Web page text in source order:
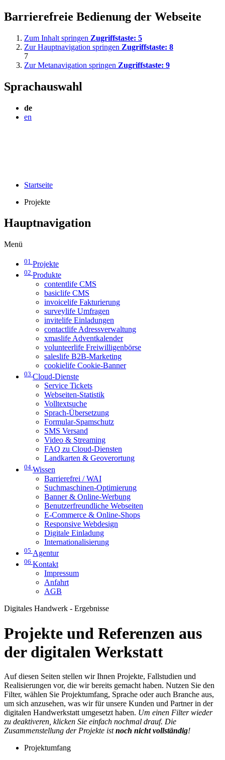
Barrierefreie Bedienung der Webseite
Zum Inhalt springen Zugriffstaste: 5
Zur Hauptnavigation springen Zugriffstaste: 8
7
Zur Metanavigation springen Zugriffstaste: 9
Sprachauswahl
de
en
Startseite
Projekte
Hauptnavigation
Menü
01 Projekte
02 Produkte
contentlife CMS
basiclife CMS
invoicelife Fakturierung
surveylife Umfragen
invitelife Einladungen
contactlife Adressverwaltung
xmaslife Adventkalender
volunteerlife Freiwilligenbörse
saleslife B2B-Marketing
cookielife Cookie-Banner
03 Cloud-Dienste
Service Tickets
Webseiten-Statistik
Volltextsuche
Sprach-Übersetzung
Formular-Spamschutz
SMS Versand
Video & Streaming
FAQ zu Cloud-Diensten
Landkarten & Geoverortung
04 Wissen
Barrierefrei / WAI
Suchmaschinen-Optimierung
Banner & Online-Werbung
Benutzerfreundliche Webseiten
E-Commerce & Online-Shops
Responsive Webdesign
Digitale Einladung
Internationalisierung
05 Agentur
06 Kontakt
Impressum
Anfahrt
AGB
Digitales Handwerk - Ergebnisse
Projekte und Referenzen aus
der digitalen Werkstatt
Auf diesen Seiten stellen wir Ihnen Projekte, Fallstudien und
Realisierungen vor, die wir bereits gemacht haben. Nutzen Sie den
Filter, wählen Sie Projektumfang, Sprache oder auch Branche aus,
um sich anzusehen, was wir für unsere Kunden und Partner in der
digitalen Handwerkstatt umgesetzt haben. Um einen Filter wieder
zu deaktiveren, klicken Sie einfach nochmal drauf. Die
Zusammenstellung der Projekte istnoch nicht vollständig!
Projektumfang